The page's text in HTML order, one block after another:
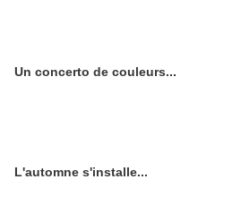
Un concerto de couleurs...
L'automne s'installe...